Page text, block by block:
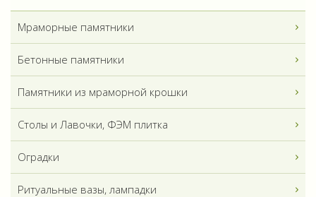
Мраморные памятники
Бетонные памятники
Памятники из мраморной крошки
Столы и Лавочки, ФЭМ плитка
Оградки
Ритуальные вазы, лампадки